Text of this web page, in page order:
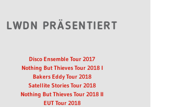
LWDN PRÄSENTIERT
Disco Ensemble Tour 2017
Nothing But Thieves Tour 2018 I
Bakers Eddy Tour 2018
Satellite Stories Tour 2018
Nothing But Thieves Tour 2018 II
EUT Tour 2018